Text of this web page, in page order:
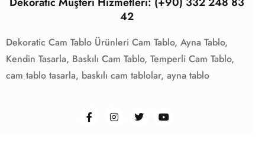
42
Dekoratic Cam Tablo Ürünleri Cam Tablo, Ayna Tablo,
Kendin Tasarla, Baskılı Cam Tablo, Temperli Cam Tablo,
cam tablo tasarla, baskılı cam tablolar, ayna tablo